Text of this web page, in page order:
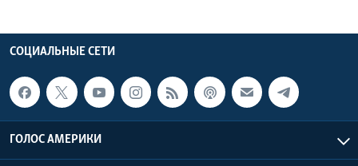
СОЦИАЛЬНЫЕ СЕТИ
ГОЛОС АМЕРИКИ